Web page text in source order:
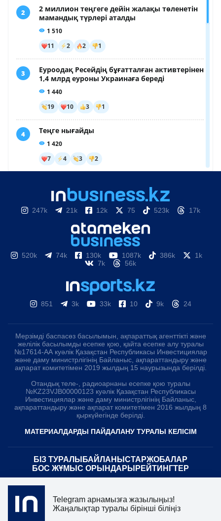
247k 21k 12k 75 523k 17k
520k 74k 130k 1087k 386k
1k
7k
56k
851 3k 33k 10 9k 24
Мерзімді баспасөз басылымын, ақпараттық агенттікті және
желілік басылымды есепке қою, қайта есепке алу туралы
№17614-АА куәлік Қазақстан Республикасы Инвестициялар
және даму министрлігінің Байланыс, ақпараттандыру және
ақпарат комитетімен 2019 жылдың 15 наурызында берілді.
Отандық теле-, радиоарнаны есепке қою туралы
№KZ23VJB00000123 куәлік Қазақстан Республикасы
Инвестициялар және даму министрлігінің Байланыс,
ақпараттандыру және ақпарат комитетімен 2016 жылдың 8
қыркүйегінде берілді.
МАТЕРИАЛДАРДЫ ПАЙДАЛАНУ ТУРАЛЫ КЕЛІСІМ
БІЗ ТУРАЛЫ БАЙЛАНЫСТАРЖОБАЛАР
БОС ЖҰМЫС ОРЫНДАРЫ РЕЙТИНГТЕР
ҚҰПИЯЛЫЛЫҚ САЯСАТЫ
Telegram арнамызға жазылыңыз!
Жаңалықтар туралы бірінші біліңіз